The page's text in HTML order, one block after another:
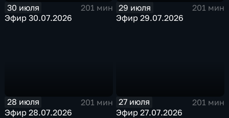
30 июля
201 мин
Эфир 30.07.2026
29 июля
201 мин
Эфир 29.07.2026
28 июля
201 мин
Эфир 28.07.2026
27 июля
201 мин
Эфир 27.07.2026